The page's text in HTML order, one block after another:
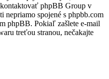
phpBB Group v
nepriamo spojené s phpbb.com
phpBB. Pokiaľ zašlete e-mail
treťou stranou, nečakajte